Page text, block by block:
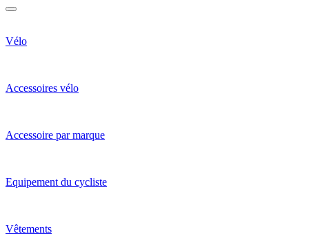
Vélo
Accessoires vélo
Accessoire par marque
Equipement du cycliste
Vêtements